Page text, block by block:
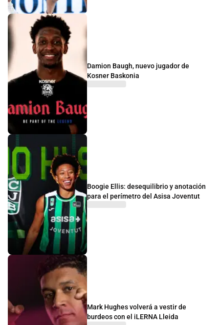
Damion Baugh, nuevo jugador de
Kosner Baskonia
Boogie Ellis: desequilibrio y anotación
para el perímetro del Asisa Joventut
Mark Hughes volverá a vestir de
burdeos con el iLERNA Lleida